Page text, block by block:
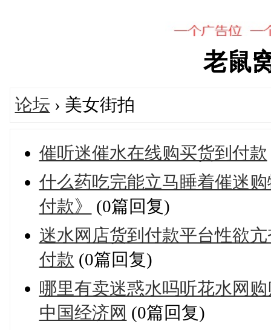
老鼠
论坛 › 美女街拍
催听迷催水在线购买货到付款
什么药吃完能立马睡着催迷
付款》
(0篇回复)
迷水网店货到付款平台性欲
付款 (0篇回复)
哪里有卖迷惑水吗听花水网
中国经济网 (0篇回复)